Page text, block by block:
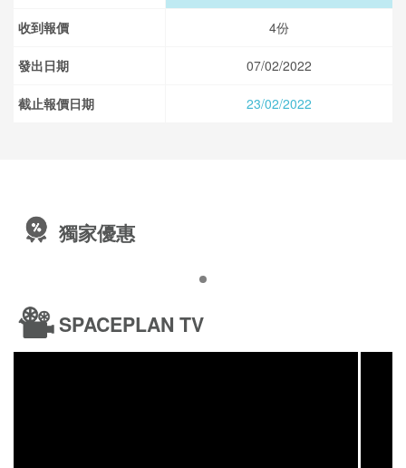
收到報價 4份
發出日期 07/02/2022
截止報價日期 23/02/2022
獨家優惠
SPACEPLAN TV